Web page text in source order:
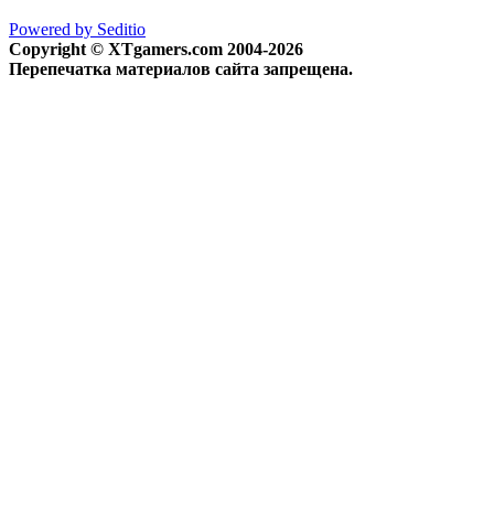
Powered by Seditio
Copyright © XTgamers.com 2004-2026
Перепечатка материалов сайта запрещена.